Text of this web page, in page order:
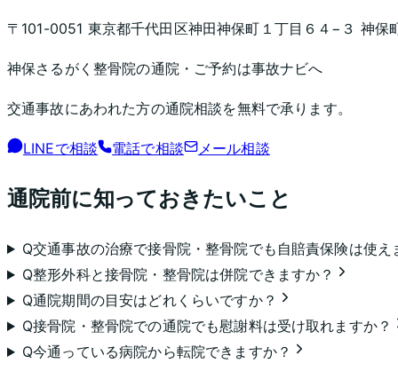
〒101-0051 東京都千代田区神田神保町１丁目６４−３ 神保
神保さるがく整骨院の通院・ご予約は事故ナビへ
交通事故にあわれた方の通院相談を無料で承ります。
LINEで相談 電話で相談 メール相談
通院前に知っておきたいこと
Q交通事故の治療で接骨院・整骨院でも自賠責保険は使え
Q整形外科と接骨院・整骨院は併院できますか？
Q通院期間の目安はどれくらいですか？
Q接骨院・整骨院での通院でも慰謝料は受け取れますか？
Q今通っている病院から転院できますか？